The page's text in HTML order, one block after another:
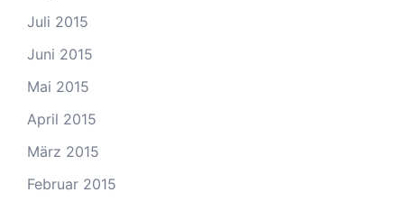
Juli 2015
Juni 2015
Mai 2015
April 2015
März 2015
Februar 2015